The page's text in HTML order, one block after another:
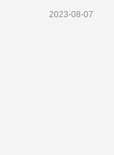
2023-08-07